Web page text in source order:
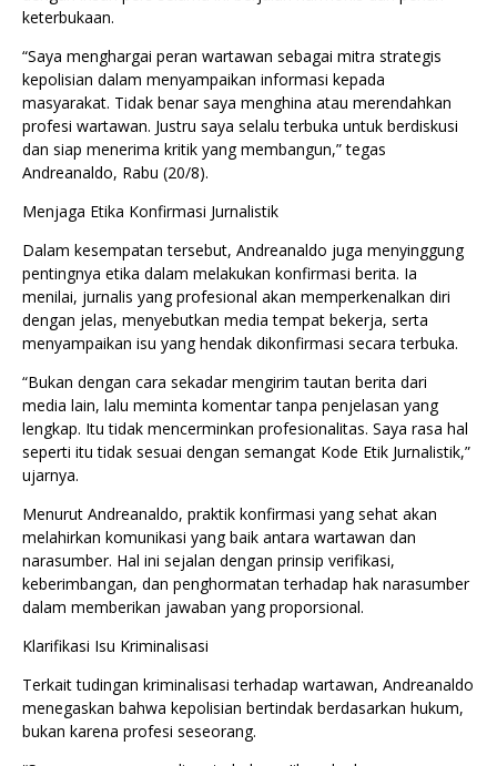
keterbukaan.
“Saya menghargai peran wartawan sebagai mitra strategis
kepolisian dalam menyampaikan informasi kepada
masyarakat. Tidak benar saya menghina atau merendahkan
profesi wartawan. Justru saya selalu terbuka untuk berdiskusi
dan siap menerima kritik yang membangun,” tegas
Andreanaldo, Rabu (20/8).
Menjaga Etika Konfirmasi Jurnalistik
Dalam kesempatan tersebut, Andreanaldo juga menyinggung
pentingnya etika dalam melakukan konfirmasi berita. Ia
menilai, jurnalis yang profesional akan memperkenalkan diri
dengan jelas, menyebutkan media tempat bekerja, serta
menyampaikan isu yang hendak dikonfirmasi secara terbuka.
“Bukan dengan cara sekadar mengirim tautan berita dari
media lain, lalu meminta komentar tanpa penjelasan yang
lengkap. Itu tidak mencerminkan profesionalitas. Saya rasa hal
seperti itu tidak sesuai dengan semangat Kode Etik Jurnalistik,”
ujarnya.
Menurut Andreanaldo, praktik konfirmasi yang sehat akan
melahirkan komunikasi yang baik antara wartawan dan
narasumber. Hal ini sejalan dengan prinsip verifikasi,
keberimbangan, dan penghormatan terhadap hak narasumber
dalam memberikan jawaban yang proporsional.
Klarifikasi Isu Kriminalisasi
Terkait tudingan kriminalisasi terhadap wartawan, Andreanaldo
menegaskan bahwa kepolisian bertindak berdasarkan hukum,
bukan karena profesi seseorang.